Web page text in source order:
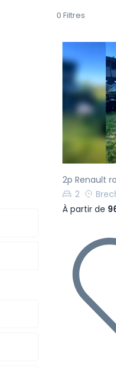
0 Filtres
2p Renault
2
À partir de